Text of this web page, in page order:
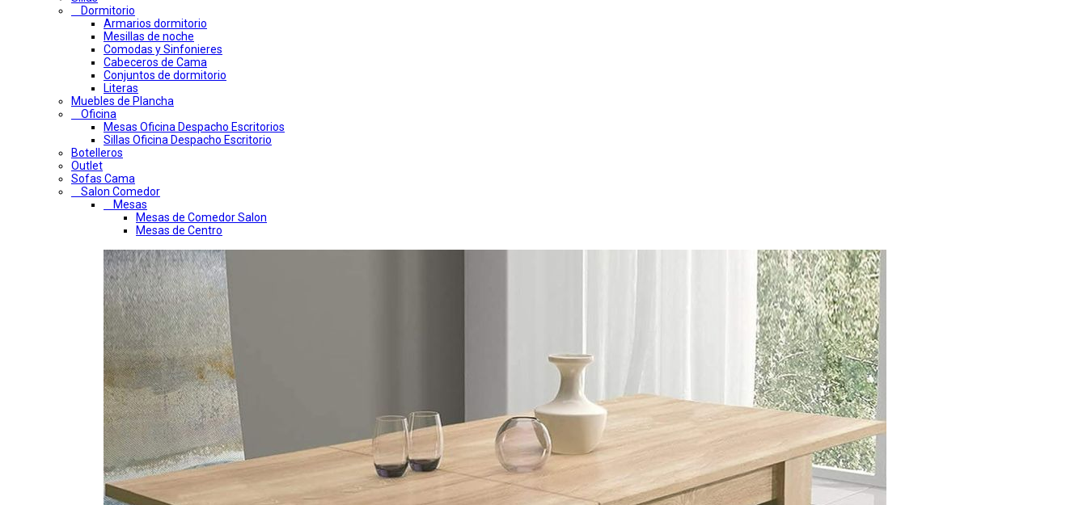
Dormitorio
Armarios dormitorio
Mesillas de noche
Comodas y Sinfonieres
Cabeceros de Cama
Conjuntos de dormitorio
Literas
Muebles de Plancha
Oficina
Mesas Oficina Despacho Escritorios
Sillas Oficina Despacho Escritorio
Botelleros
Outlet
Sofas Cama
Salon Comedor
Mesas
Mesas de Comedor Salon
Mesas de Centro